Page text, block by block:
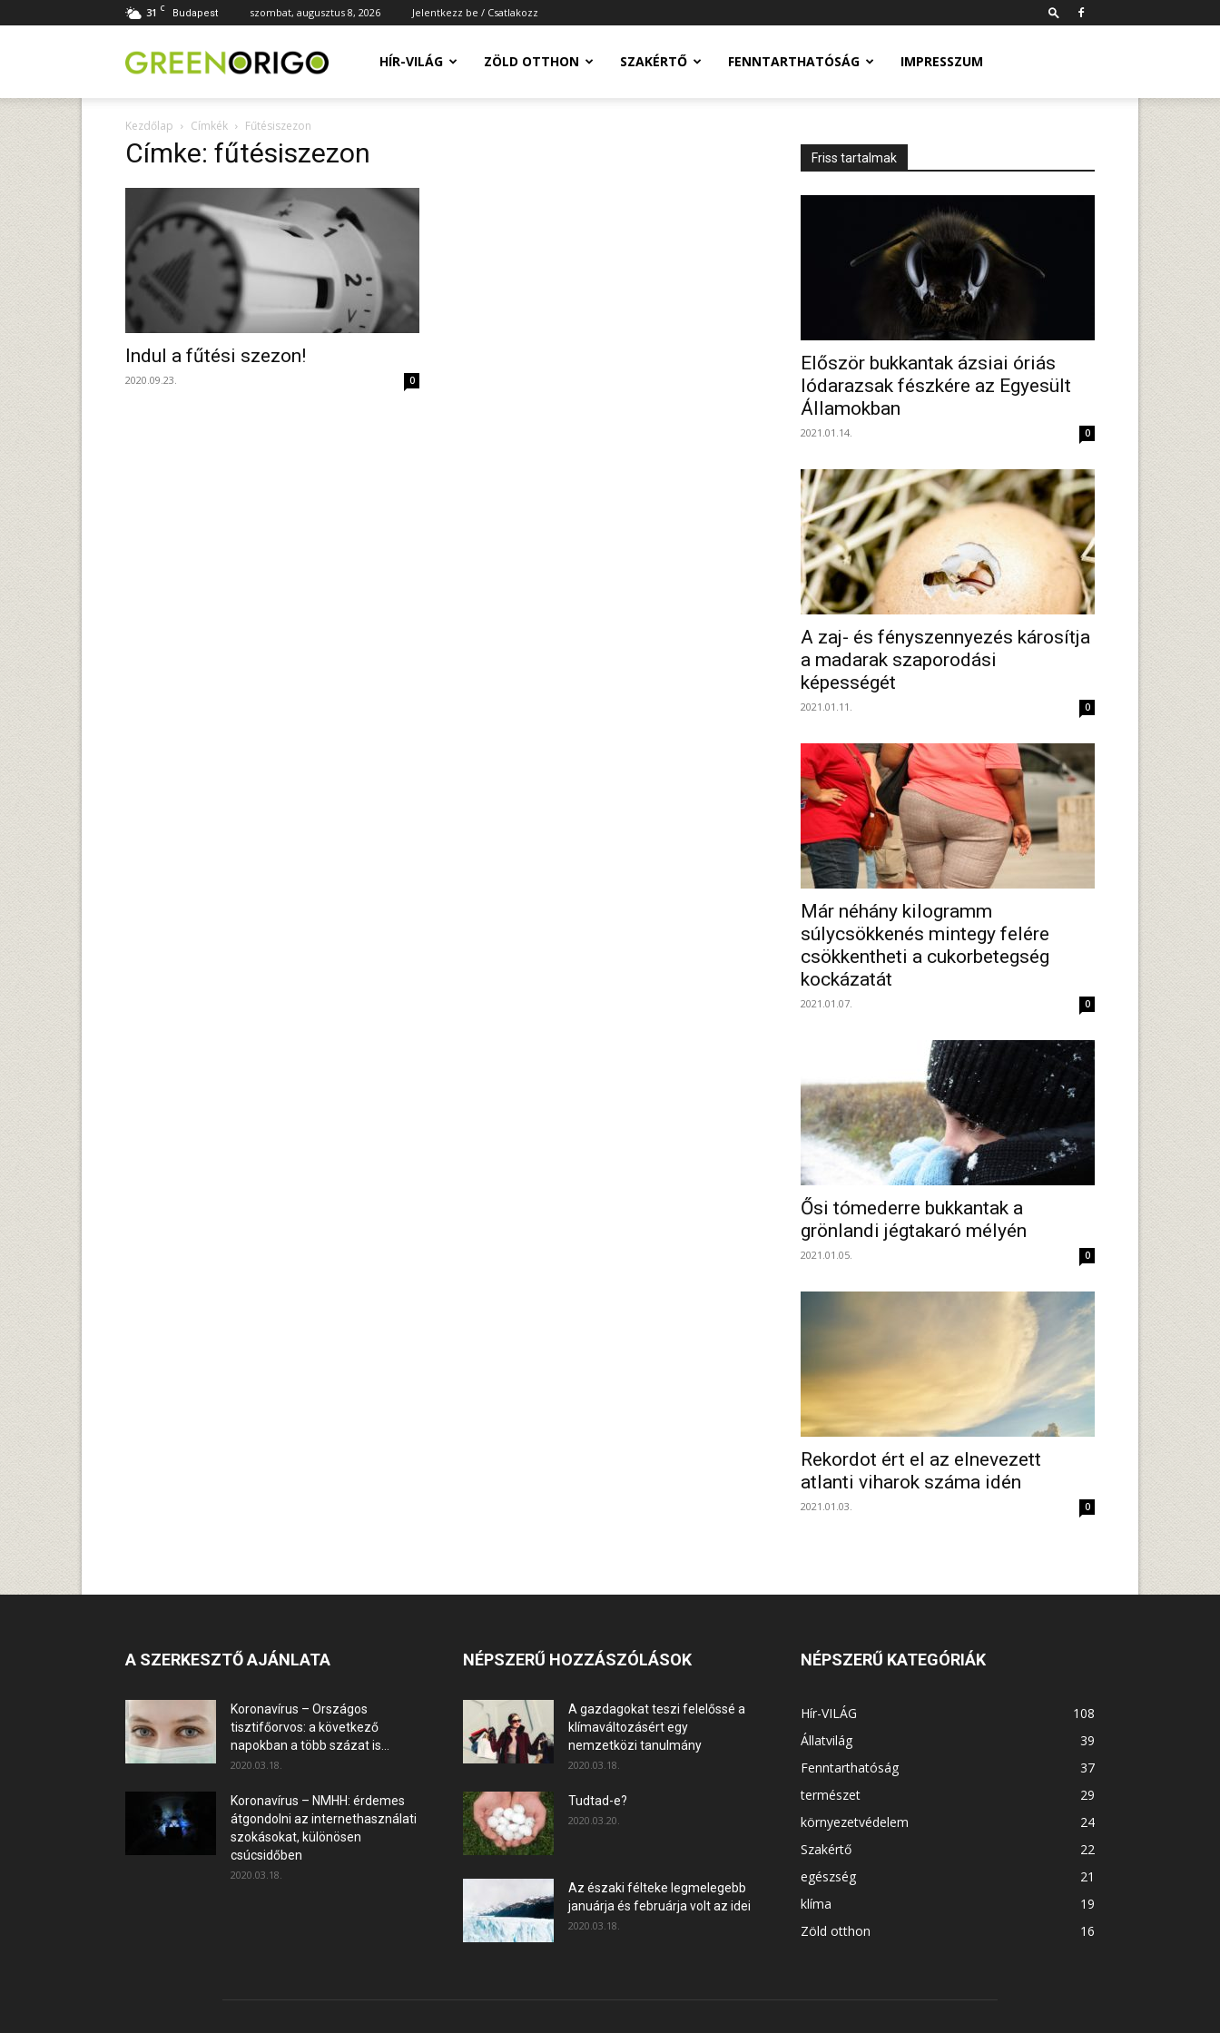
31 C Budapest szombat, augusztus 8, 2026 Jelentkezz be / Csatlakozz
Green
portál
HÍR-VILÁG ZÖLD OTTHON SZAKÉRTŐ FENNTARTHATÓSÁG IMPRESSZUM
Kezdőlap Címkék Fűtésiszezon
Címke: fűtésiszezon
Indul a fűtési szezon!
2020.09.23. 0
Friss tartalmak
Először bukkantak ázsiai óriás
lódarazsak fészkére az Egyesült
Államokban
2021.01.14. 0
A zaj- és fényszennyezés károsítja
a madarak szaporodási
képességét
2021.01.11. 0
Már néhány kilogramm
súlycsökkenés mintegy felére
csökkentheti a cukorbetegség
kockázatát
2021.01.07. 0
Ősi tómederre bukkantak a
grönlandi jégtakaró mélyén
2021.01.05. 0
Rekordot ért el az elnevezett
atlanti viharok száma idén
2021.01.03. 0
A SZERKESZTŐ AJÁNLATA
Koronavírus – Országos
tisztifőorvos: a következő
napokban a több százat is...
2020.03.18.
Koronavírus – NMHH: érdemes
átgondolni az internethasználati
szokásokat, különösen
csúcsidőben
2020.03.18.
NÉPSZERŰ HOZZÁSZÓLÁSOK
A gazdagokat teszi felelőssé a
klímaváltozásért egy
nemzetközi tanulmány
2020.03.18.
Tudtad-e?
2020.03.20.
Az északi félteke legmelegebb
januárja és februárja volt az idei
2020.03.18.
NÉPSZERŰ KATEGÓRIÁK
Hír-VILÁG
108
Állatvilág
39
Fenntarthatóság
37
természet
29
környezetvédelem
24
Szakértő
22
egészség
21
klíma
19
Zöld otthon
16